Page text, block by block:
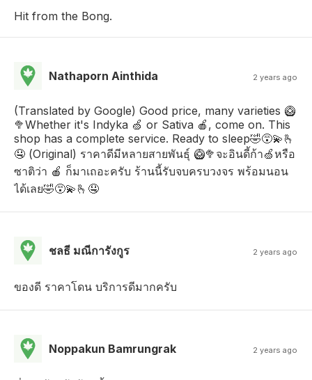
Hit from the Bong.
Nathaporn Ainthida 2 years ago
(Translated by Google) Good price, many varieties 🥝
🥦Whether it's Indyka 🍏 or Sativa 🍎, come on. This
shop has a complete service. Ready to sleep🤣😵‍💫🫰
🤤 (Original) ราคาดีมีหลายสายพันธุ์ 🥝🥦จะอินดี้ก้า🍏หรือ
ซาติว่า 🍎 ก็มาเถอะครับ ร้านนี้รับจบครบวงจร พร้อมนอน
ได้เลย🤣😵‍💫🫰🤤
ชลธี มณีการังกูร 2 years ago
ของดี ราคาโดน บริการดีมากครับ
Noppakun Bamrungrak 2 years ago